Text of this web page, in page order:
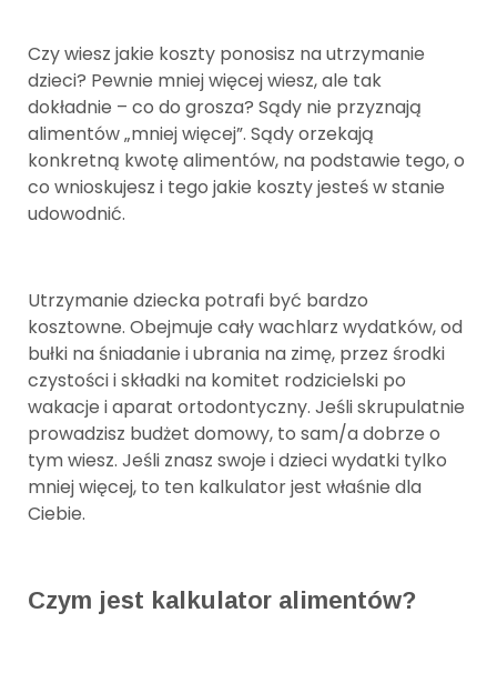
Czy wiesz jakie koszty ponosisz na utrzymanie
dzieci? Pewnie mniej więcej wiesz, ale tak
dokładnie – co do grosza? Sądy nie przyznają
alimentów „mniej więcej”. Sądy orzekają
konkretną kwotę alimentów, na podstawie tego, o
co wnioskujesz i tego jakie koszty jesteś w stanie
udowodnić.
Utrzymanie dziecka potrafi być bardzo
kosztowne. Obejmuje cały wachlarz wydatków, od
bułki na śniadanie i ubrania na zimę, przez środki
czystości i składki na komitet rodzicielski po
wakacje i aparat ortodontyczny. Jeśli skrupulatnie
prowadzisz budżet domowy, to sam/a dobrze o
tym wiesz. Jeśli znasz swoje i dzieci wydatki tylko
mniej więcej, to ten kalkulator jest właśnie dla
Ciebie.
Czym jest kalkulator alimentów?